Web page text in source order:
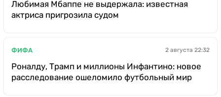
Любимая Мбаппе не выдержала: известная
актриса пригрозила судом
ФИФА 2 августа 22:32
Роналду, Трамп и миллионы Инфантино: новое
расследование ошеломило футбольный мир